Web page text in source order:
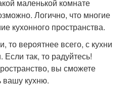
маленькой комнате
Логично, что многие
кухонного пространства.
то вероятнее всего, с кухни
так, то радуйтесь!
вы сможете
вашу кухню.